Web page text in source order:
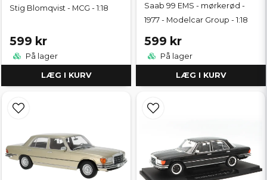
Stig Blomqvist - MCG - 1:18
599 kr
På lager
LÆG I KURV
Saab 99 EMS - mørkerød -
1977 - Modelcar Group - 1:18
599 kr
På lager
LÆG I KURV